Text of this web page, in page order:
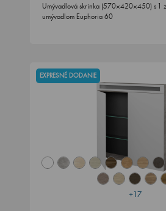
Umývadlová skrinka (570×420×450) s 1
umývadlom Euphoria 60
+17
EXPRESNÉ DODANIE